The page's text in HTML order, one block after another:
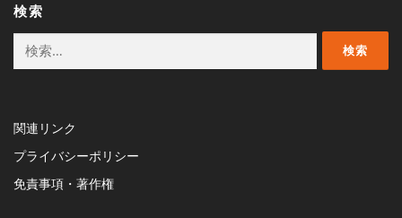
検索
索:
関連リンク
プライバシーポリシー
免責事項・著作権